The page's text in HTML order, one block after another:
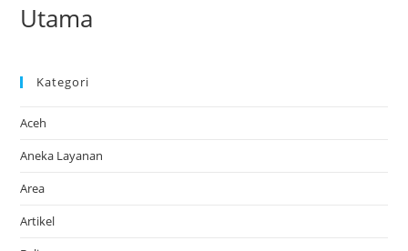
Utama
Kategori
Aceh
Aneka Layanan
Area
Artikel